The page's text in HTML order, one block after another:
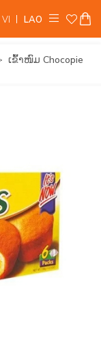
VI LAO
ເຂົ້າໜົມ Chocopie